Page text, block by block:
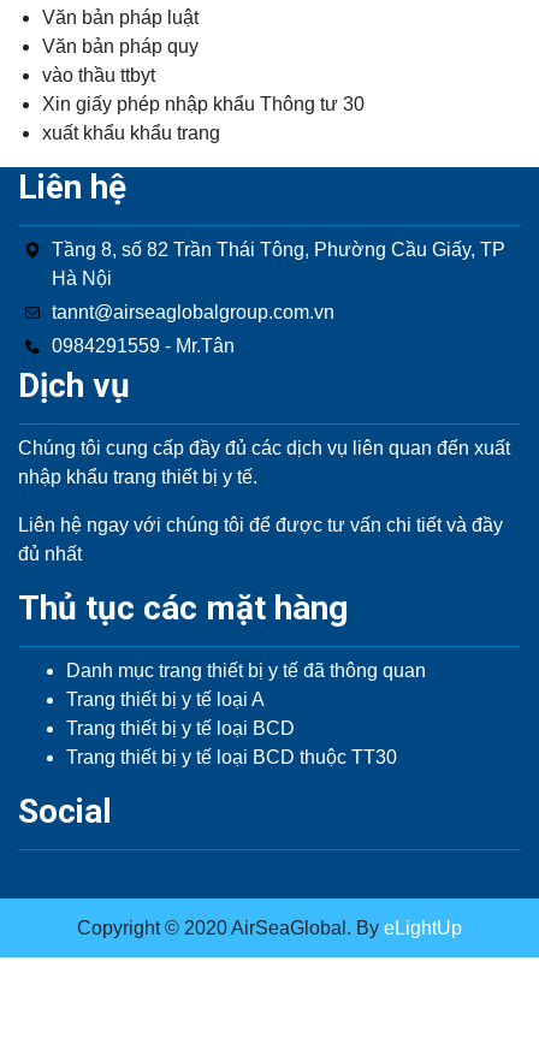
Văn bản pháp luật
Văn bản pháp quy
vào thầu ttbyt
Xin giấy phép nhập khẩu Thông tư 30
xuất khẩu khẩu trang
Liên hệ
Tầng 8, số 82 Trần Thái Tông, Phường Cầu Giấy, TP
Hà Nội
tannt@airseaglobalgroup.com.vn
0984291559 - Mr.Tân
Dịch vụ
Chúng tôi cung cấp đầy đủ các dịch vụ liên quan đến xuất
nhập khẩu trang thiết bị y tế.
Liên hệ ngay với chúng tôi để được tư vấn chi tiết và đầy
đủ nhất
Thủ tục các mặt hàng
Danh mục trang thiết bị y tế đã thông quan
Trang thiết bị y tế loại A
Trang thiết bị y tế loại BCD
Trang thiết bị y tế loại BCD thuộc TT30
Social
Copyright © 2020 AirSeaGlobal. By eLightUp